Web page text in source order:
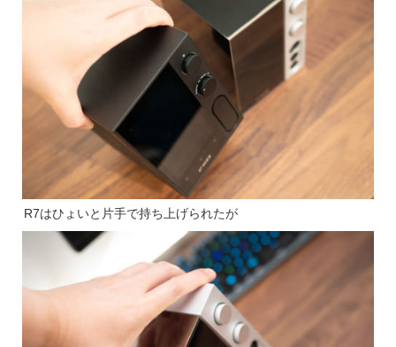
R7はひょいと片手で持ち上げられたが